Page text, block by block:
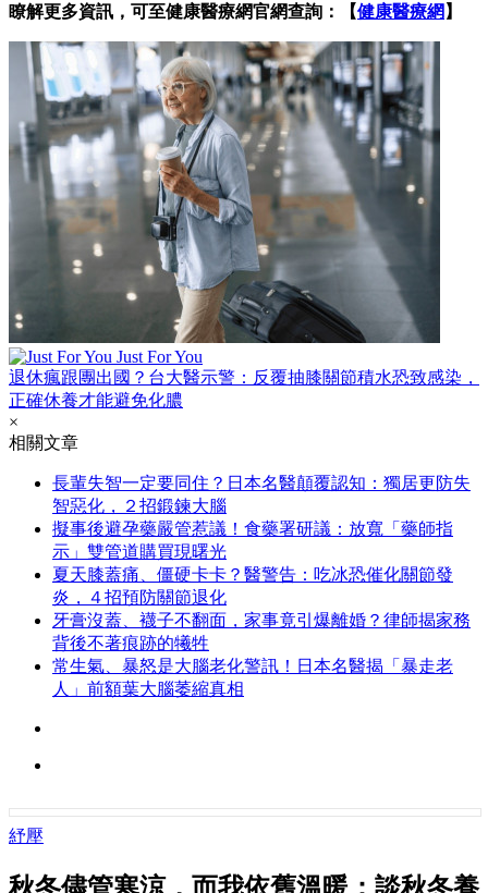
瞭解更多資訊，可至健康醫療網官網查詢：【健康醫療網 】
Just For You
退休瘋跟團出國？台大醫示警：反覆抽膝關節積水恐致感染，
正確休養才能避免化膿
×
相關文章
長輩失智一定要同住？日本名醫顛覆認知：獨居更防失
智惡化，２招鍛鍊大腦
擬事後避孕藥嚴管惹議！食藥署研議：放寬「藥師指
示」雙管道購買現曙光
夏天膝蓋痛、僵硬卡卡？醫警告：吃冰恐催化關節發
炎，４招預防關節退化
牙膏沒蓋、襪子不翻面，家事竟引爆離婚？律師揭家務
背後不著痕跡的犧牲
常生氣、暴怒是大腦老化警訊！日本名醫揭「暴走老
人」前額葉大腦萎縮真相
紓壓
秋冬儘管寒涼，而我依舊溫暖：談秋冬養